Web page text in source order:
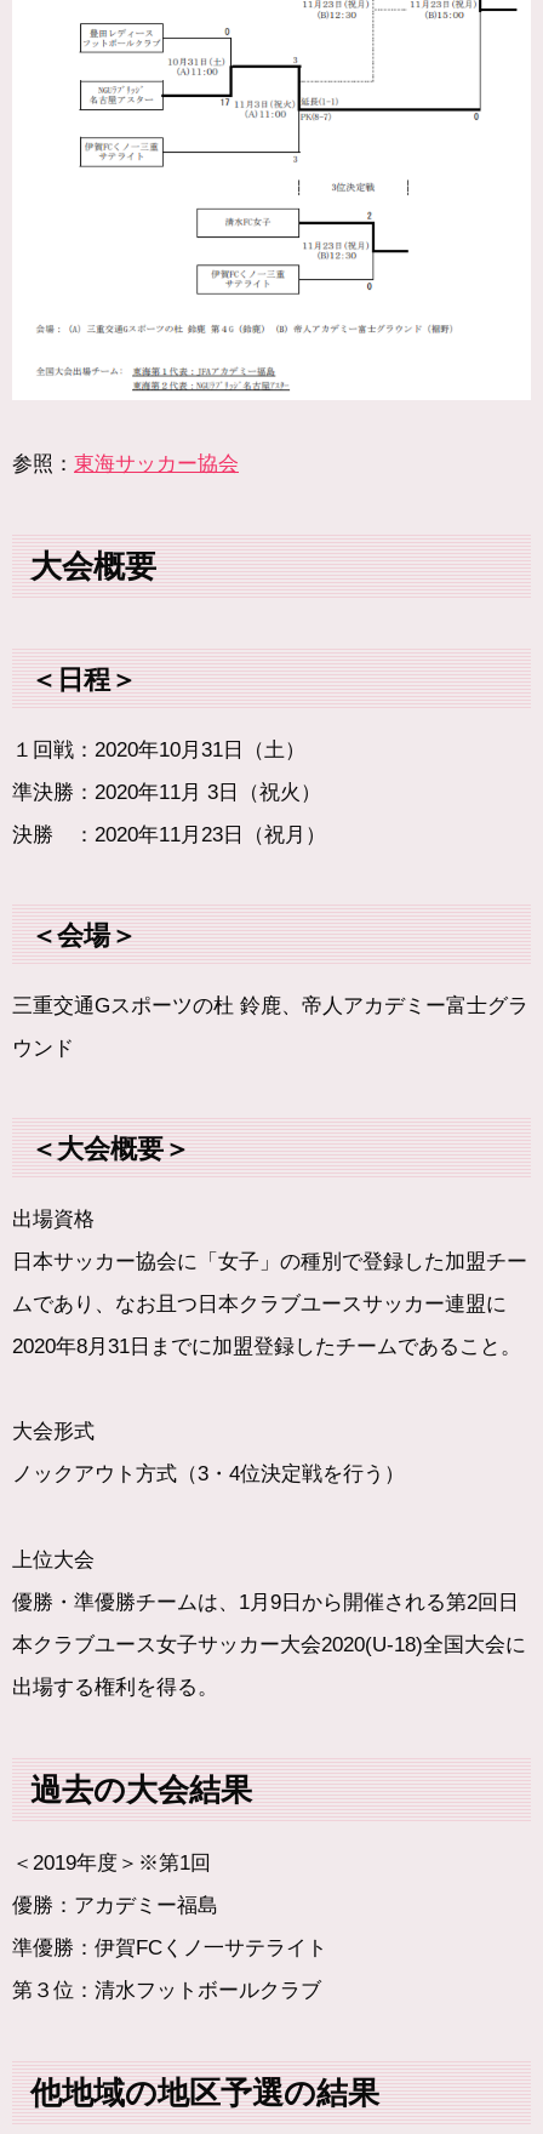
参照： 東海サッカー協会
大会概要
＜日程＞
１回戦：2020年10月31日（土）
準決勝：2020年11月 3日（祝火）
決勝 ：2020年11月23日（祝月）
＜会場＞
三重交通Gスポーツの杜 鈴鹿、帝人アカデミー富士グラ
ウンド
＜大会概要＞
出場資格
日本サッカー協会に「女子」の種別で登録した加盟チー
ムであり、なお且つ日本クラブユースサッカー連盟に
2020年8月31日までに加盟登録したチームであること。
大会形式
ノックアウト方式（3・4位決定戦を行う）
上位大会
優勝・準優勝チームは、1月9日から開催される第2回日
本クラブユース女子サッカー大会2020(U-18)全国大会に
出場する権利を得る。
過去の大会結果
＜2019年度＞※第1回
優勝：アカデミー福島
準優勝：伊賀FCくノ一サテライト
第３位：清水フットボールクラブ
他地域の地区予選の結果